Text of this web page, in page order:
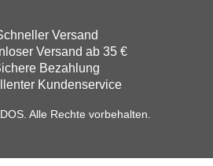
Versand
Versand ab 35 €
Bezahlung
Kundenservice
Alle Rechte vorbehalten.